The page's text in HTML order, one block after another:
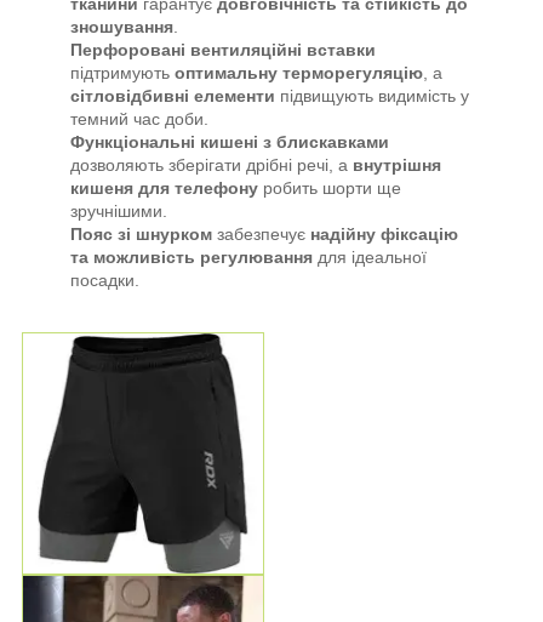
зношування
Перфоровані вентиляційні вставки
підтримують оптимальну терморегуляцію , а
сітловідбивні елементи підвищують видимість у
темний час доби.
Функціональні кишені з блискавками
дозволяють зберігати дрібні речі, а внутрішня
кишеня для телефону робить шорти ще
зручнішими.
Пояс зі шнурком забезпечує надійну фіксацію
та можливість регулювання для ідеальної
посадки.